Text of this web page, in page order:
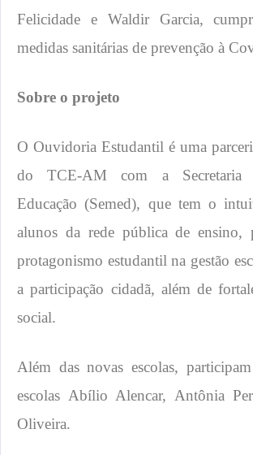
Felicidade e Waldir Garcia,
medidas sanitárias de prevenção à
Sobre o projeto
O Ouvidoria Estudantil é uma
do TCE-AM com a Secretaria
Educação (Semed), que tem o
alunos da rede pública de ensino,
protagonismo estudantil na gestão
a participação cidadã, além de
social.
Além das novas escolas,
escolas Abílio Alencar, Antônia
Oliveira.